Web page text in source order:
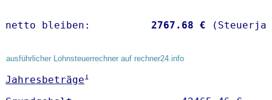
netto bleiben: 2767.68 €
ausführlicher Lohnsteuerrechner auf rechner24.info
Jahresbeträge1